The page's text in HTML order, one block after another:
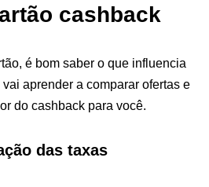
cashback
é bom saber o que influencia
aprender a comparar ofertas e
do cashback para você.
das taxas